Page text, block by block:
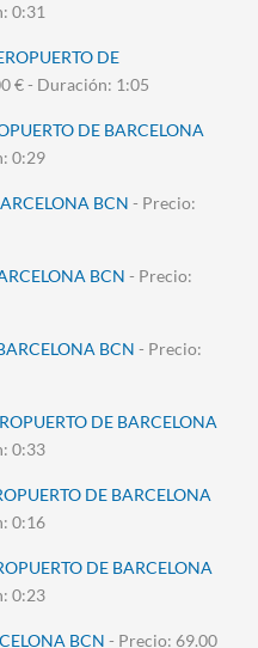
0:31
DE
€ - Duración: 1:05
DE BARCELONA
0:29
BCN - Precio:
BCN - Precio:
BCN - Precio:
DE BARCELONA
0:33
DE BARCELONA
0:16
DE BARCELONA
0:23
BCN - Precio: 69.00